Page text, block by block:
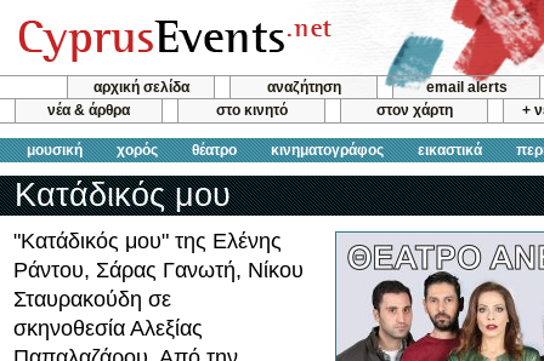
αρχική σελίδα αναζήτηση
email alerts
νέα & άρθρα
στο κινητό στον χάρτη +
μουσική χορός θέατρο κινηματογράφος εικαστικά
Κατάδικός μου
"Κατάδικός μου" της Ελένης
Ράντου, Σάρας Γανωτή, Νίκου
Σταυρακούδη σε
σκηνοθεσία Αλεξίας